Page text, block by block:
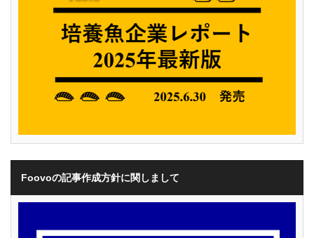
Foovoの記事作成方針に関しまして